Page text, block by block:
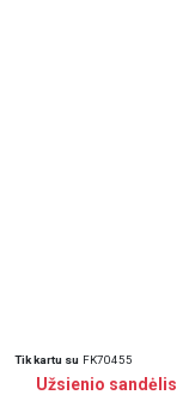
Tik kartu su FK70455
Užsienio sandėlis